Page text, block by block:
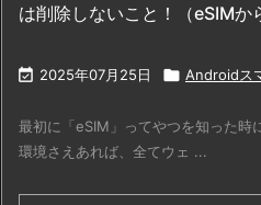
は削除しないこと！（eSIMか
 2025年07月25日  Androidス
最初に「eSIM」ってやつを知った時
環境さえあれば、全てウェ ...